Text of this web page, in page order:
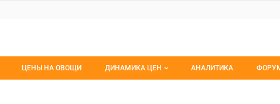
ЦЕНЫ НА ОВОЩИ ДИНАМИКА ЦЕН АНАЛИТИКА